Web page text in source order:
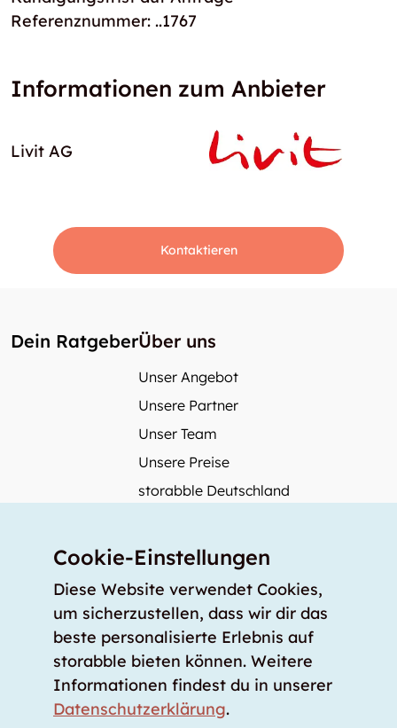
Referenznummer: ..1767
Informationen zum Anbieter
Livit AG
Kontaktieren
Dein RatgeberÜber uns
Unser Angebot
Unsere Partner
Unser Team
Unsere Preise
storabble Deutschland
Mehr über storabble
Medienbeiträge
Wie gross muss ein Lagerraum sein?
Was kostet ein Lagerraum?
Für Lageranbieter
Cookie-Einstellungen
Diese Website verwendet Cookies,
um sicherzustellen, dass wir dir das
beste personalisierte Erlebnis auf
storabble bieten können. Weitere
Informationen findest du in unserer
Datenschutzerklärung.